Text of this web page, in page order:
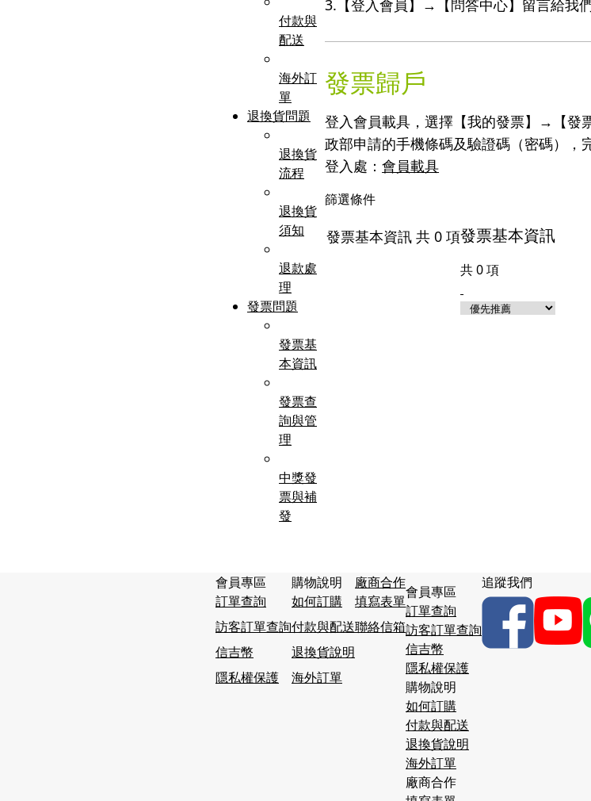
付款與
配送
海外訂
單
退換貨問題
退換貨
流程
退換貨
須知
退款處
理
發票問題
發票基
本資訊
發票查
詢與管
理
中獎發
票與補
發
3.【登入會員】→【問答中心】留言給我
發票歸戶
登入會員載具，選擇【我的發票】→【發
政部申請的手機條碼及驗證碼（密碼），
登入處：會員載具
篩選條件
發票基本資訊共0 項發票基本資訊
共0項
會員專區
訂單查詢
訪客訂單查詢
信吉幣
隱私權保護
購物說明
如何訂購
付款與配送
退換貨說明
海外訂單
廠商合作
填寫表單
聯絡信箱
會員專區
訂單查詢
訪客訂單查詢
信吉幣
隱私權保護
購物說明
如何訂購
付款與配送
退換貨說明
海外訂單
廠商合作
追蹤我們